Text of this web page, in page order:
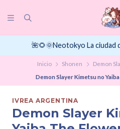
🌺🌻🌞Neotokyo La ciudad
Inicio Shonen
Demon
Demon Slayer Kimetsu no
IVREA ARGENTINA
Demon Slayer